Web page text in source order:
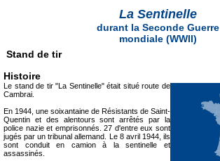
Stand de tir
La Sentinelle
durant la Seconde Guerre
mondiale (WWII)
Histoire
Le stand de tir "La Sentinelle" était situé route de
Cambrai.
En 1944, une soixantaine de Résistants de Saint-
Quentin et des alentours sont arrêtés par la
police nazie et emprisonnés. 27 d'entre eux sont
jugés par un tribunal allemand. Le 8 avril 1944, ils
sont conduit en camion à la sentinelle et
assassinés.